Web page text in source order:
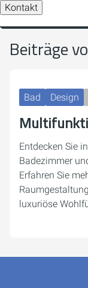
Kontakt
Beiträge
Bad Design
Entdecken Sie
Badezimmer
Erfahren Sie
luxuriöse